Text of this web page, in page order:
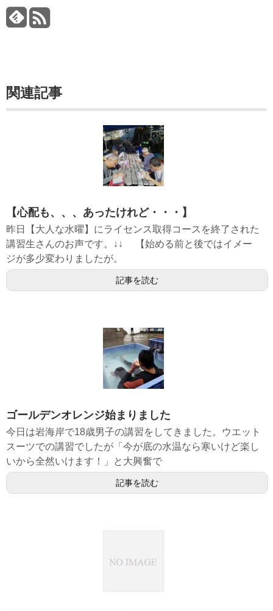
関連記事
【心配も、、、あったけれど・・・】
昨日【大人な水曜】にライセンス取得コースを終了された
講習生さんのお声です。↓↓ 【始める前と後ではイメー
ジが多少変わりましたが。
記事を読む
ゴールデンオレンジ始まりました
今日は岩海岸で18歳男子の講習をしてきました。ウエット
スーツでの講習でしたが「今が底の水温なら寒いけど楽し
いから全然いけます！」と大興奮で
記事を読む